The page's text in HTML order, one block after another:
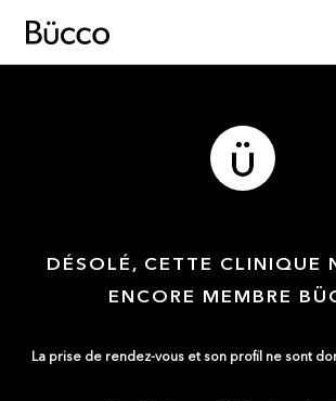
DÉSOLÉ, CETTE CLINIQUE
ENCORE MEMBRE
La prise de rendez-vous et son profil ne sont